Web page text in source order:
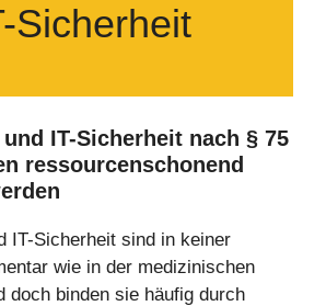
Sicherheit
IT-Sicherheit nach § 75
ressourcenschonend
IT-Sicherheit sind in keiner
wie in der medizinischen
doch binden sie häufig durch